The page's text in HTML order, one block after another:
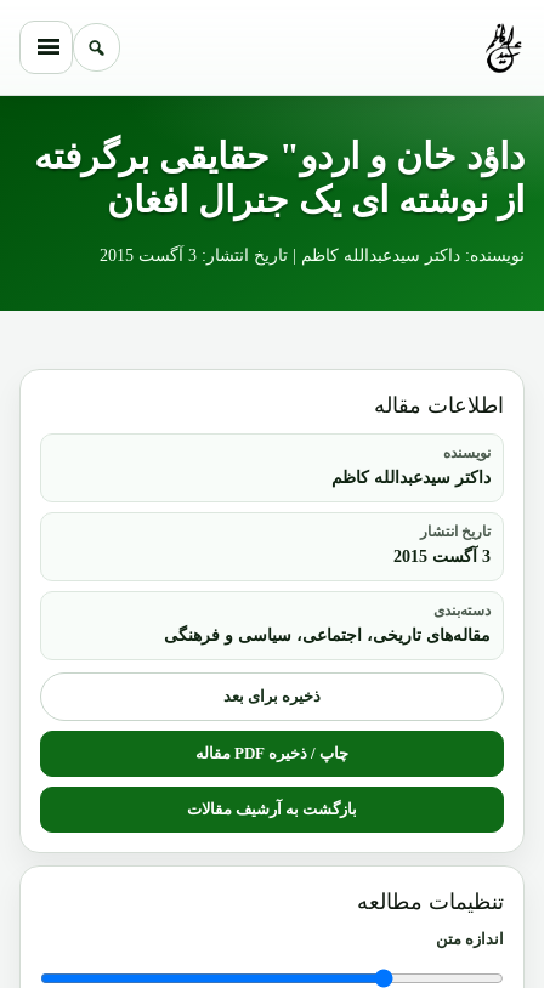
داؤد خان و اردو" حقایقی برگرفته
از نوشته ای یک جنرال افغان
نویسنده: داکتر سیدعبدالله کاظم | تاریخ انتشار: 3 آگست 2015
اطلاعات مقاله
نویسنده
داکتر سیدعبدالله کاظم
تاریخ انتشار
3 آگست 2015
دسته‌بندی
مقاله‌های تاریخی، اجتماعی، سیاسی و فرهنگی
ذخیره برای بعد
چاپ / ذخیره PDF مقاله
بازگشت به آرشیف مقالات
تنظیمات مطالعه
اندازه متن